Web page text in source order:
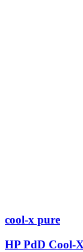
cool-x pure
HP PdD Cool-